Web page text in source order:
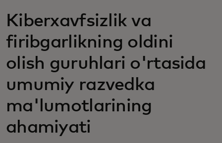
Kiberxavfsizlik va
firibgarlikning oldini
olish guruhlari o'rtasida
umumiy razvedka
ma'lumotlarining
ahamiyati